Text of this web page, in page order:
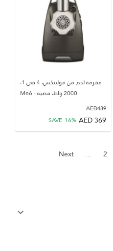
مفرمة لحم من مولينكس، 4 في 1،
2000 واط، فضية - Me6
439
AED
369
AED
SAVE 16%
2
...
Next